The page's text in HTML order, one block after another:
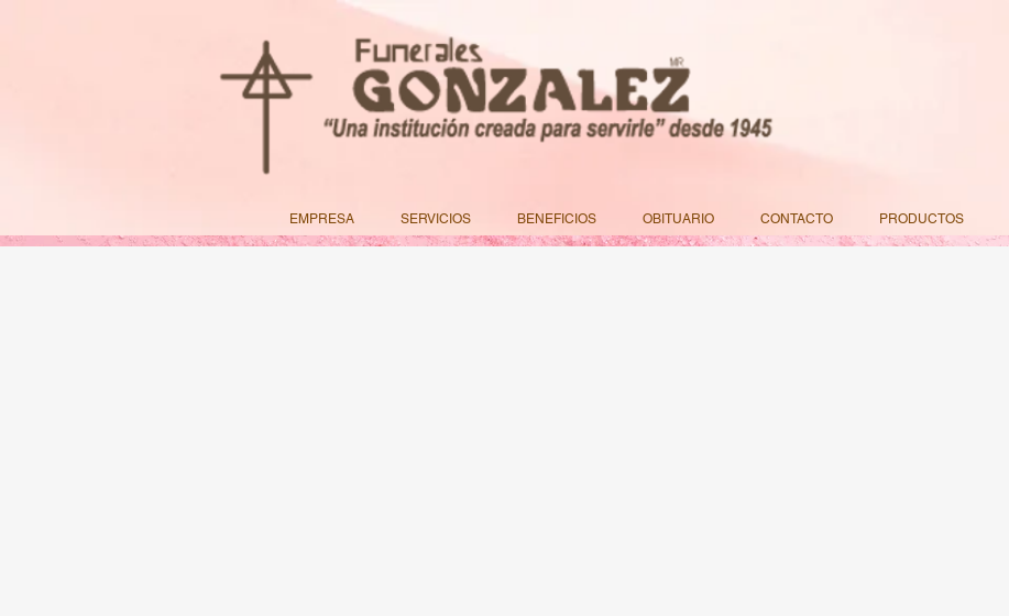
EMPRESA SERVICIOS BENEFICIOS OBITUARIO CONTACTO PRODUCTOS